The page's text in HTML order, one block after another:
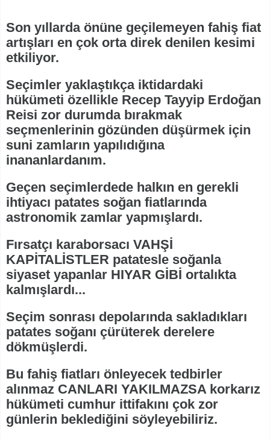
Son yıllarda önüne geçilemeyen fahiş fiat
artışları en çok orta direk denilen kesimi
etkiliyor.
Seçimler yaklaştıkça iktidardaki
hükümeti özellikle Recep Tayyip Erdoğan
Reisi zor durumda bırakmak
seçmenlerinin gözünden düşürmek için
suni zamların yapılıdığına
inananlardanım.
Geçen seçimlerdede halkın en gerekli
ihtiyacı patates soğan fiatlarında
astronomik zamlar yapmışlardı.
Fırsatçı karaborsacı VAHŞİ
KAPİTALİSTLER patatesle soğanla
siyaset yapanlar HIYAR GİBİ ortalıkta
kalmışlardı...
Seçim sonrası depolarında sakladıkları
patates soğanı çürüterek derelere
dökmüşlerdi.
Bu fahiş fiatları önleyecek tedbirler
alınmaz CANLARI YAKILMAZSA korkarız
hükümeti cumhur ittifakını çok zor
günlerin beklediğini söyleyebiliriz.